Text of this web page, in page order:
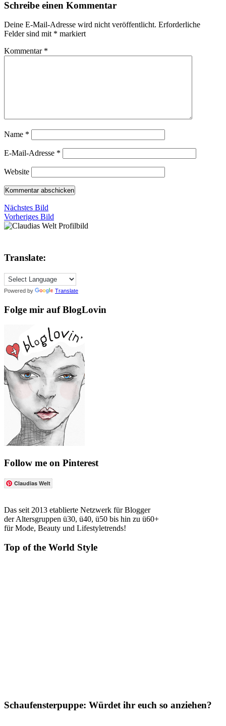
Schreibe einen Kommentar
Deine E-Mail-Adresse wird nicht veröffentlicht. Erforderliche
Felder sind mit * markiert
Kommentar *
Name *
E-Mail-Adresse *
Website
Nächstes Bild
Vorheriges Bild
Translate:
Powered by Translate
Folge mir auf BlogLovin
Follow me on Pinterest
Claudias Welt
Das seit 2013 etablierte Netzwerk für Blogger
der Altersgruppen ü30, ü40, ü50 bis hin zu ü60+
für Mode, Beauty und Lifestyletrends!
Top of the World Style
Schaufensterpuppe: Würdet ihr euch so anziehen?